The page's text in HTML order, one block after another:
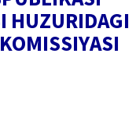
HUZURIDAGI